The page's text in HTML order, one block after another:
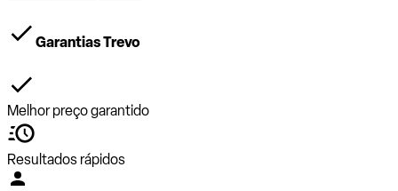
Garantias Trevo
Melhor preço garantido
Resultados rápidos